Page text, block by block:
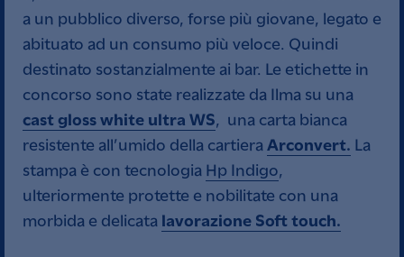
a un pubblico diverso, forse più giovane, legato e
abituato ad un consumo più veloce. Quindi
destinato sostanzialmente ai bar. Le etichette in
concorso sono state realizzate da Ilma su una
cast gloss white ultra WS, una carta bianca
resistente all’umido della cartieraArconvert. La
stampa è con tecnologia Hp Indigo,
ulteriormente protette e nobilitate con una
morbida e delicata lavorazione Soft touch.